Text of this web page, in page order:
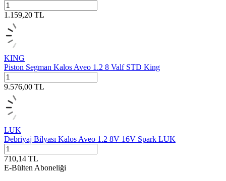
1.159,20 TL
KING
Piston Segman Kalos Aveo 1.2 8 Valf STD King
9.576,00 TL
LUK
Debriyaj Bilyası Kalos Aveo 1.2 8V 16V Spark LUK
710,14 TL
E-Bülten Aboneliği